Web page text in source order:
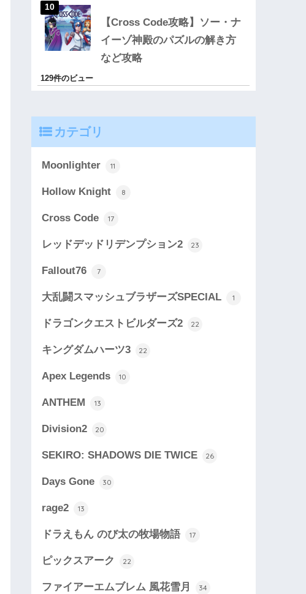
【Cross Code攻略】ソー・ナ
イーゾ神殿のパズルの解き方
など攻略
129件のビュー
カテゴリ
Moonlighter 11
Hollow Knight 8
Cross Code 17
レッドデッドリデンプション2 23
Fallout76 7
大乱闘スマッシュブラザーズSPECIAL 1
ドラゴンクエストビルダーズ2 22
キングダムハーツ3 22
Apex Legends 10
ANTHEM 13
Division2 20
SEKIRO: SHADOWS DIE TWICE 26
Days Gone 30
rage2 13
ドラえもん のび太の牧場物語 17
ピックスアーク 22
ファイアーエムブレム 風花雪月 34